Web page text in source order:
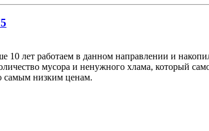
лет работаем в данном направлении и
мусора и ненужного хлама, который
самым низким ценам.